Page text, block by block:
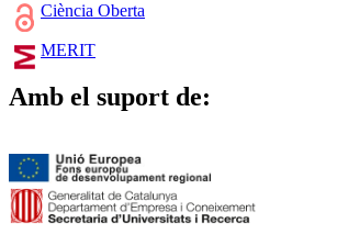
Ciència Oberta
MERIT
Amb el suport de: